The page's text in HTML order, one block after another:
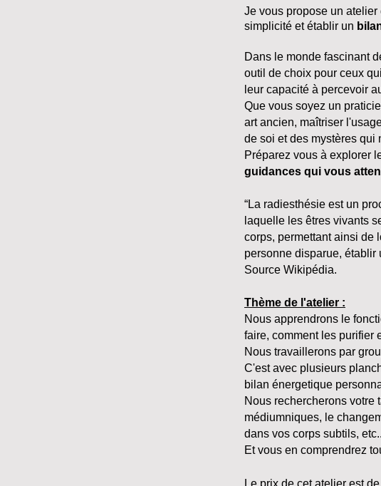
Je vous propose un
simplicité et établir un
Dans le monde fascinant
outil de choix pour ceux
leur capacité à percevoir
Que vous soyez un
art ancien, maîtriser
de soi et des mystères qui
Préparez vous à explorer
guidances qui vous
“La radiesthésie est un
laquelle les êtres vivants
corps, permettant ainsi de
personne disparue, établir
Source Wikipédia.
Thème de l'atelier :
Nous apprendrons le
faire, comment les purifier
Nous travaillerons par
C'est avec plusieurs
bilan énergetique
Nous rechercherons votre
médiumniques, le
dans vos corps subtils,
Et vous en comprendrez
Le prix de cet atelier est de